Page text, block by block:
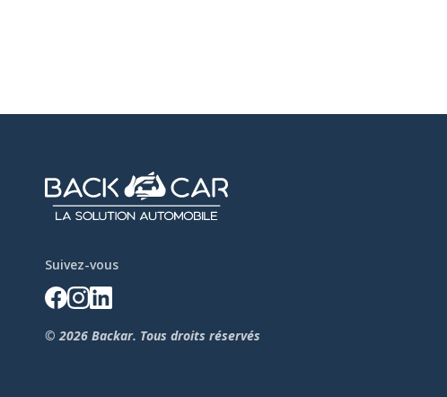
Suivez-vous
© 2026 Backar. Tous droits réservés